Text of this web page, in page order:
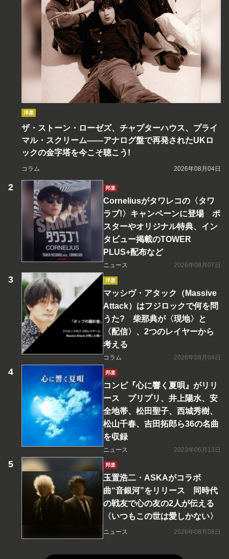
洋楽
ザ・ストーン・ローゼズ、チャプターハウス、プライ
マル・スクリーム――アナログ盤で再発されたUKロ
ックの金字塔を今こそ聴こう!
コラム 2026年08月04日
邦楽
Corneliusがタワレコの〈タワ
ラブ!〉キャンペーンに登場 ポ
スターやオリジナル特典、イン
タビュー掲載のTOWER
PLUS+配布など
ニュース 2026年08月07日
洋楽
マッシヴ・アタック（Massive
Attack）はフジロックで何を問
うた? 柴那典が〈現地〉と
〈配信〉、2つのレイヤーから
考える
コラム 2026年08月04日
邦楽
コンピ『心に響く夏唄』がリリ
ース プリプリ、井上陽水、安
全地帯、松田聖子、西城秀樹、
松山千春、吉田拓郎ら36の名曲
を収録
ニュース 2023年06月13日
邦楽
玉置浩二・ASKAがコラボ
曲“音銀河”をリリース 同時代
の戦友で心の友の2人が伝える
〈いつもこの世は愛しかない〉
ニュース 2026年08月08日